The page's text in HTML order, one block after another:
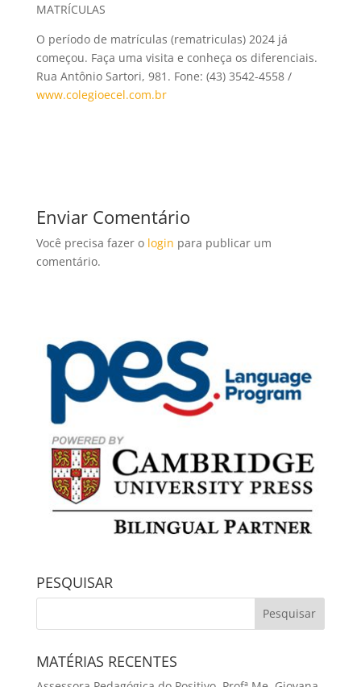
MATRÍCULAS
O período de matrículas (rematriculas) 2024 já
começou. Faça uma visita e conheça os diferenciais.
Rua Antônio Sartori, 981. Fone: (43) 3542-4558 /
www.colegioecel.com.br
Enviar Comentário
Você precisa fazer o login para publicar um
comentário.
PESQUISAR
MATÉRIAS RECENTES